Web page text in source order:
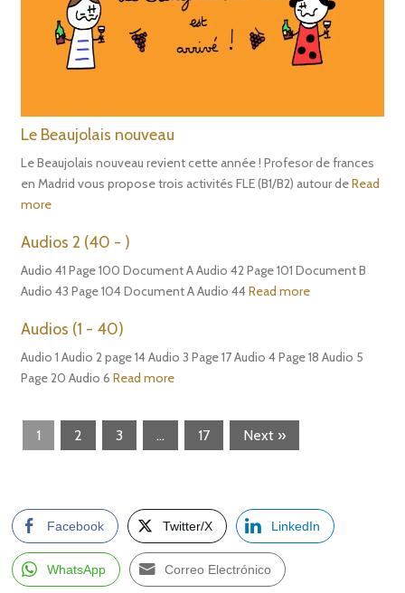
Le Beaujolais nouveau
Le Beaujolais nouveau revient cette année ! Profesor de frances
en Madrid vous propose trois activités FLE (B1/B2) autour deRead
more
Audios 2 (40 - )
Audio 41 Page 100 Document A Audio 42 Page 101 Document B
Audio 43 Page 104 Document A Audio 44Read more
Audios (1 - 40)
Audio 1 Audio 2 page 14 Audio 3 Page 17 Audio 4 Page 18 Audio 5
Page 20 Audio 6Read more
1 2 3 … 17 Next »
Facebook Twitter/X LinkedIn
WhatsApp Correo Electrónico